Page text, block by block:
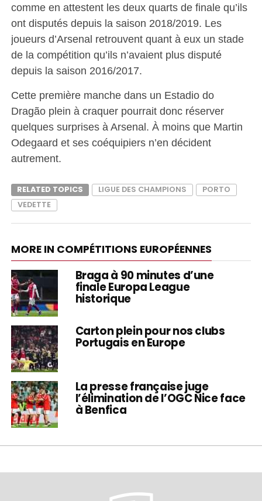
comme en attestent les deux quarts de finale qu’ils
ont disputés depuis la saison 2018/2019. Les
joueurs d’Arsenal retrouvent quant à eux un stade
de la compétition qu’ils n’avaient plus disputé
depuis la saison 2016/2017.
Cette première manche dans un Estadio do
Dragão plein à craquer pourrait donc réserver
quelques surprises à Arsenal. À moins que Martin
Odegaard et ses coéquipiers n’en décident
autrement.
RELATED TOPICS LIGUE DES CHAMPIONS
PORTO
VEDETTE
MORE IN COMPÉTITIONS EUROPÉENNES
Braga à 90 minutes d’une
finale Europa League
historique
Carton plein pour nos clubs
Portugais en Europe
La presse française juge
l’élimination de l’OGC Nice face
à Benfica